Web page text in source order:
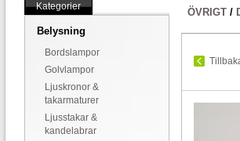
Kategorier
Belysning
Bordslampor
Golvlampor
Ljuskronor &
takarmaturer
Ljusstakar &
kandelabrar
ÖVRIGT /